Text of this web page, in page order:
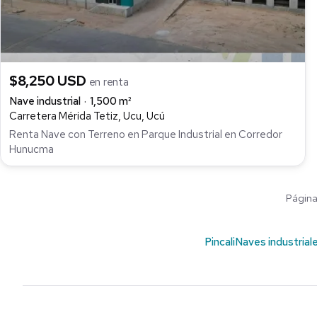
$8,250 USD en renta
Nave industrial
1,500 m²
Carretera Mérida Tetiz, Ucu, Ucú
Renta Nave con Terreno en Parque Industrial en Corredor
Hunucma
PincaliNaves